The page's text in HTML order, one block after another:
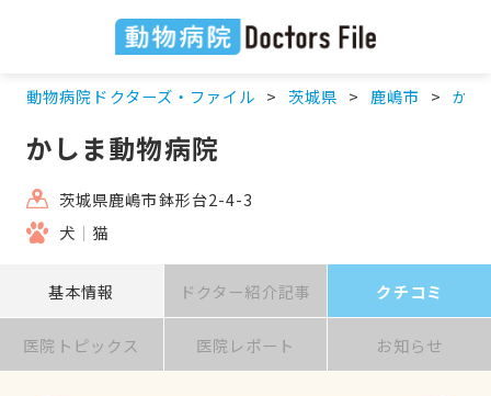
動物病院ドクターズ・ファイル 茨城県 鹿嶋市 かし
かしま動物病院
茨城県鹿嶋市鉢形台2-4-3
犬
猫
基本情報 ドクター紹介記事 クチコミ
医院トピックス 医院レポート お知らせ